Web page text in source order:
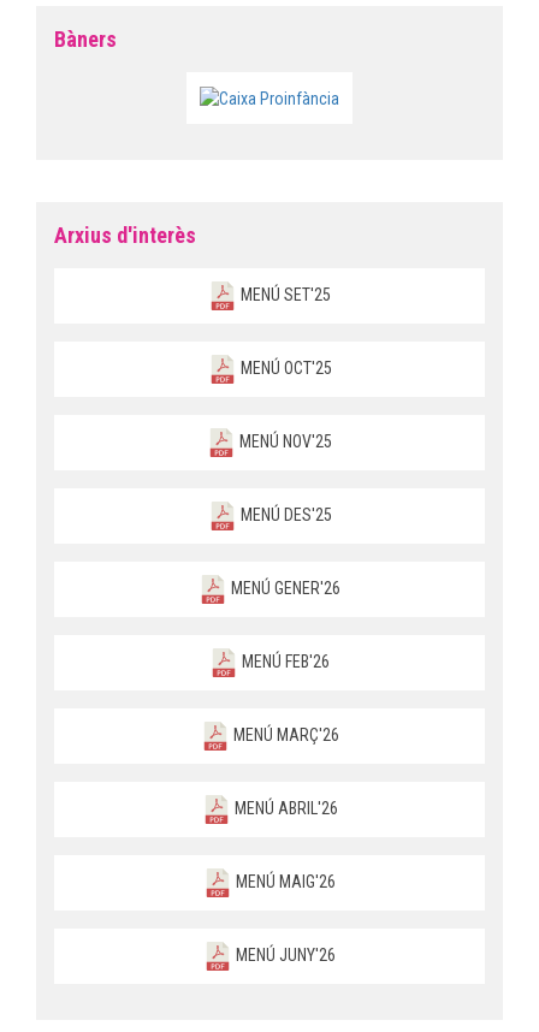
Bàners
Arxius d'interès
MENÚ SET'25
MENÚ OCT'25
MENÚ NOV'25
MENÚ DES'25
MENÚ GENER'26
MENÚ FEB'26
MENÚ MARÇ'26
MENÚ ABRIL'26
MENÚ MAIG'26
MENÚ JUNY'26